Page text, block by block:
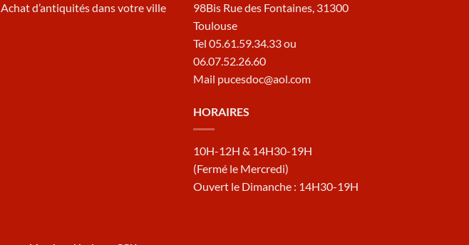
Achat d’antiquités dans votre ville
98Bis Rue des Fontaines, 31300
Toulouse
Tel 05.61.59.34.33 ou
06.07.52.26.60
Mail pucesdoc@aol.com
HORAIRES
10H-12H & 14H30-19H
(Fermé le Mercredi)
Ouvert le Dimanche : 14H30-19H